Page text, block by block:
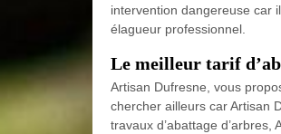
intervention dangereuse car
élagueur professionnel.
Le meilleur tarif
Artisan Dufresne, vous
chercher ailleurs car Artisan
travaux d’abattage